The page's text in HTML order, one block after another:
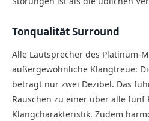
Tonqualität Surround
Alle Lautsprecher des Platinum-
außergewöhnliche Klangtreue:
beträgt nur zwei Dezibel. Das
Rauschen zu einer über alle fünf
Klangcharakteristik. Zudem